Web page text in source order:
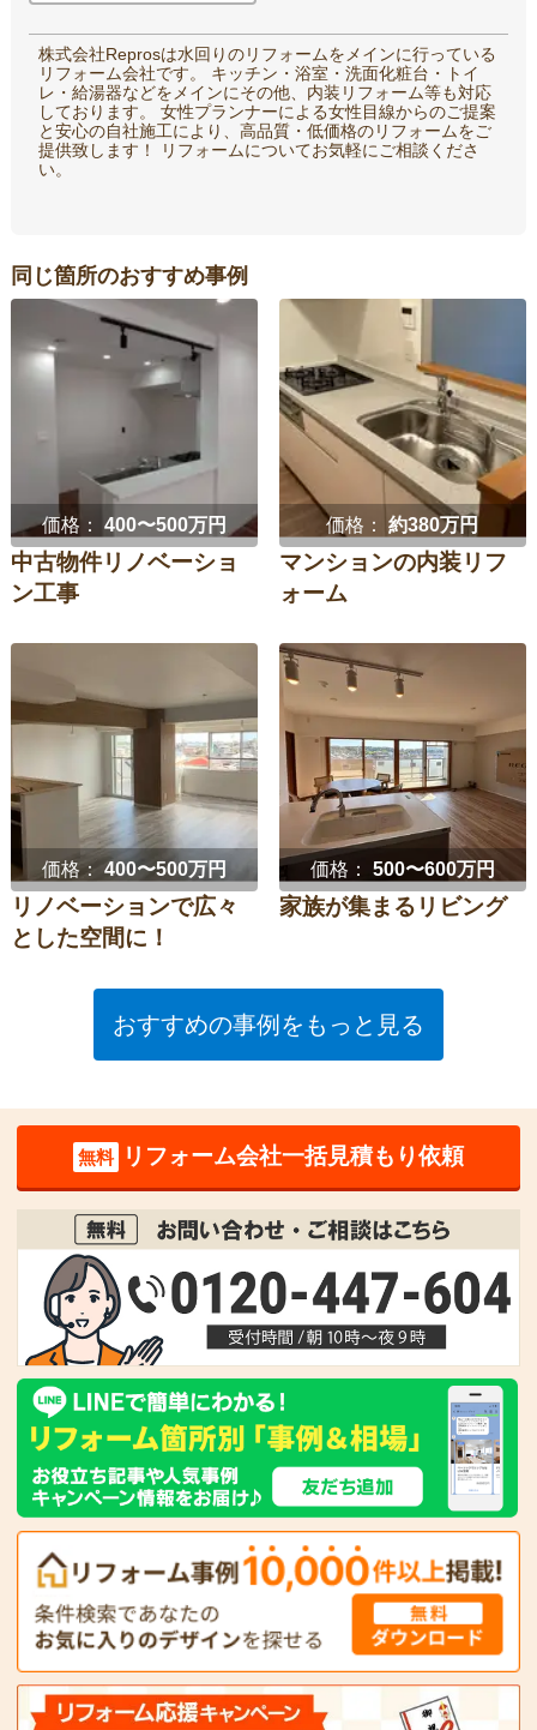
株式会社Reprosは水回りのリフォームをメインに行っている
リフォーム会社です。 キッチン・浴室・洗面化粧台・トイ
レ・給湯器などをメインにその他、内装リフォーム等も対応
しております。 女性プランナーによる女性目線からのご提案
と安心の自社施工により、高品質・低価格のリフォームをご
提供致します！ リフォームについてお気軽にご相談くださ
い。
同じ箇所のおすすめ事例
価格：400〜500万円
中古物件リノベーショ
ン工事
価格：約380万円
マンションの内装リフ
ォーム
価格：400〜500万円
リノベーションで広々
とした空間に！
価格： 500〜600万円
家族が集まるリビング
おすすめの事例をもっと見る
無料 リフォーム会社一括見積もり依頼